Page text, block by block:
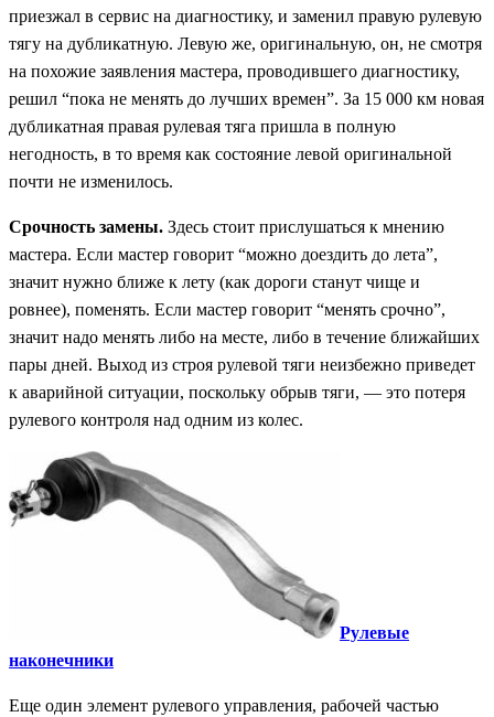
приезжал в сервис на диагностику, и заменил правую рулевую
тягу на дубликатную. Левую же, оригинальную, он, не смотря
на похожие заявления мастера, проводившего диагностику,
решил “пока не менять до лучших времен”. За 15 000 км новая
дубликатная правая рулевая тяга пришла в полную
негодность, в то время как состояние левой оригинальной
почти не изменилось.
Срочность замены. Здесь стоит прислушаться к мнению
мастера. Если мастер говорит “можно доездить до лета”,
значит нужно ближе к лету (как дороги станут чище и
ровнее), поменять. Если мастер говорит “менять срочно”,
значит надо менять либо на месте, либо в течение ближайших
пары дней. Выход из строя рулевой тяги неизбежно приведет
к аварийной ситуации, поскольку обрыв тяги, — это потеря
рулевого контроля над одним из колес.
Рулевые
наконечники
Еще один элемент рулевого управления, рабочей частью